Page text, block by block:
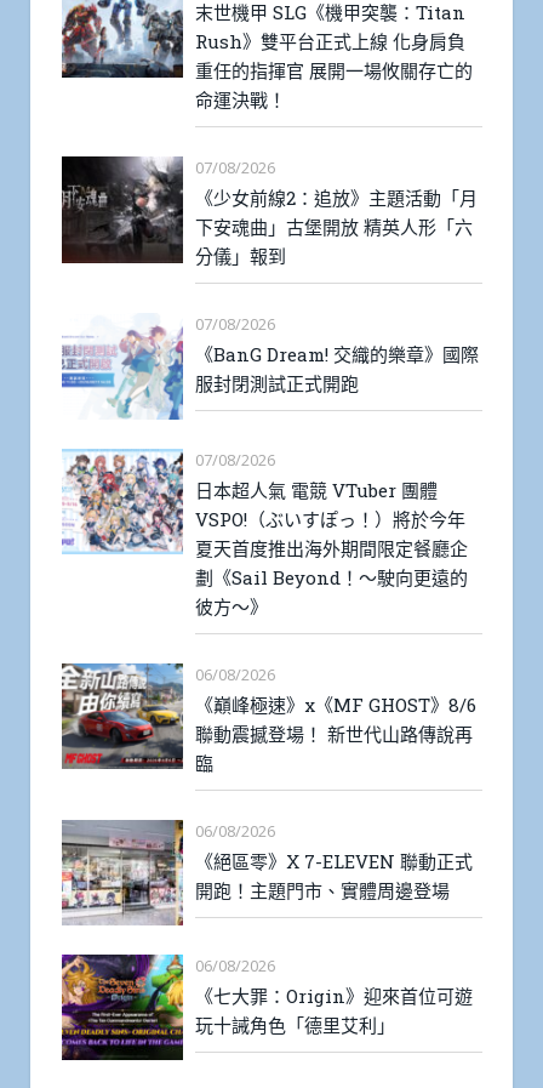
末世機甲 SLG《機甲突襲：Titan
Rush》雙平台正式上線 化身肩負
重任的指揮官 展開一場攸關存亡的
命運決戰！
07/08/2026
《少女前線2：追放》主題活動「月
下安魂曲」古堡開放 精英人形「六
分儀」報到
07/08/2026
《BanG Dream! 交織的樂章》國際
服封閉測試正式開跑
07/08/2026
日本超人氣 電競 VTuber 團體
VSPO!（ぶいすぽっ！）將於今年
夏天首度推出海外期間限定餐廳企
劃《Sail Beyond！～駛向更遠的
彼方～》
06/08/2026
《巔峰極速》x《MF GHOST》8/6
聯動震撼登場！ 新世代山路傳說再
臨
06/08/2026
《絕區零》X 7-ELEVEN 聯動正式
開跑！主題門市、實體周邊登場
06/08/2026
《七大罪：Origin》迎來首位可遊
玩十誡角色「德里艾利」